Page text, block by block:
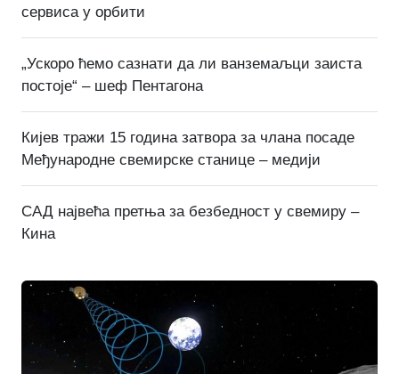
сервиса у орбити
„Ускоро ћемо сазнати да ли ванземаљци заиста
постоје“ – шеф Пентагона
Кијев тражи 15 година затвора за члана посаде
Међународне свемирске станице – медији
САД највећа претња за безбедност у свемиру –
Кина